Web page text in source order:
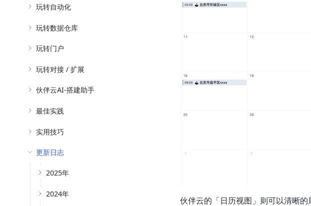
玩转自动化
玩转数据仓库
玩转门户
玩转对接 / 扩展
伙伴云AI-搭建助手
最佳实践
实用技巧
更新日志
2025年
2024年
伙伴云的「日历视图」则可以清晰